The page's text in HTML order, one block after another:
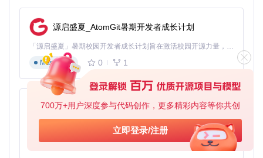
700万+用户深度参与代码创作，更多精彩内容等你共创
立即登录/注册
掌握提示词艺术
提示词黄金结构
有效的提示词应遵循以下结构：
ck hair, ninja costume, holding sword, night, f
源启盛夏_AtomGit暑期开发者成长计划
「源启盛夏」暑期校园开发者成长计划旨在激活校园开源力量，通过积分激励、认证扶持、资源倾斜等形式，引导高校组织和开发者完成「入驻 — 建项目 — 做贡献 — 获认证 — 得资源」的完整闭环。无论你是想带领社团入驻平台的组织者，还是希望用代码贡献证明自己的开发者，都能在这里找到属于你的成长路径。
Markdown
0 1
py-xiaozhi
基于Python的Xiaozhi AI，适用于想要完整Xiaozhi体验而无需拥有专用硬件的用户。
Python
0 1